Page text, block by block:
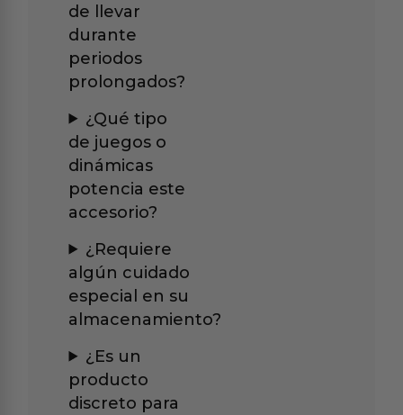
de llevar
durante
periodos
prolongados?
¿Qué tipo
de juegos o
dinámicas
potencia este
accesorio?
¿Requiere
algún cuidado
especial en su
almacenamiento?
¿Es un
producto
discreto para